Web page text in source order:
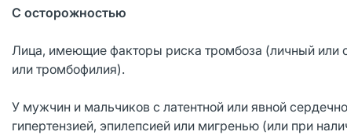
С осторожностью
Лица, имеющие факторы риска тромбоза (личный
или тромбофилия).
У мужчин и мальчиков с латентной или явной
гипертензией, эпилепсией или мигренью (или при